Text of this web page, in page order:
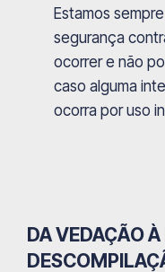
Estamos
segurança
ocorrer e não
caso alguma
ocorra por uso
DA VEDAÇÃO